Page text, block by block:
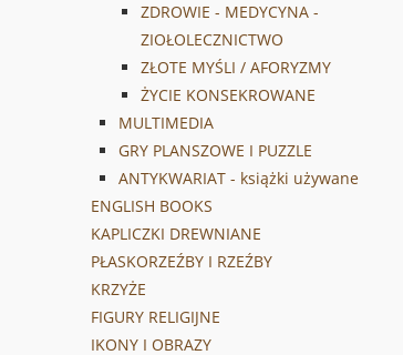
ZDROWIE - MEDYCYNA -
ZIOŁOLECZNICTWO
ZŁOTE MYŚLI / AFORYZMY
ŻYCIE KONSEKROWANE
MULTIMEDIA
GRY PLANSZOWE I PUZZLE
ANTYKWARIAT - książki używane
ENGLISH BOOKS
KAPLICZKI DREWNIANE
PŁASKORZEŹBY I RZEŹBY
KRZYŻE
FIGURY RELIGIJNE
IKONY I OBRAZY